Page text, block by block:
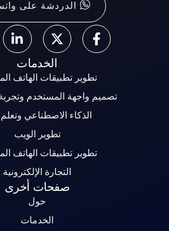
الدردشة على
الخدمات
تطوير تطبيقات الهاتف
تصميم واجهة المستخدم
الذكاء الاصطناعي وتعلم
تطوير الويب
تطوير تطبيقات الهاتف
التجارة الإلكترونية
صفحات أخرى
حول
الخدمات